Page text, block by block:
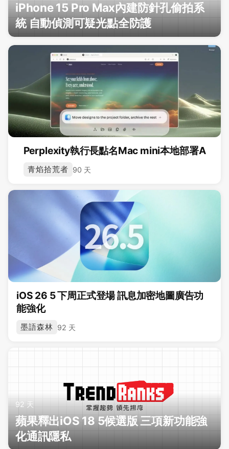
iPhone 15 Pro Max內建防針孔偷拍系
統 自動偵測可疑光點全防護
Perplexity執行長點名Mac mini本地部署A
青焰拾荒者 90 天
iOS 26 5 下周正式登場 訊息加密地圖廣告功
能強化
墨語森林 92 天
92 天
蘋果釋出iOS 18 5候選版 三項新功能強
化通訊隱私